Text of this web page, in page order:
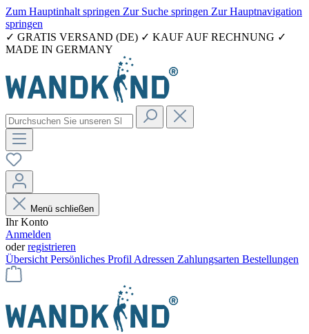
Zum Hauptinhalt springen Zur Suche springen Zur Hauptnavigation
springen
✓ GRATIS VERSAND (DE) ✓ KAUF AUF RECHNUNG ✓
MADE IN GERMANY
Menü schließen
Ihr Konto
Anmelden
oderregistrieren
Übersicht Persönliches Profil Adressen Zahlungsarten Bestellungen